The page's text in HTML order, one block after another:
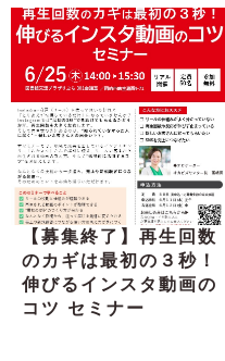
【募集終了】再生回数
のカギは最初の３秒！
伸びるインスタ動画の
コツ セミナー